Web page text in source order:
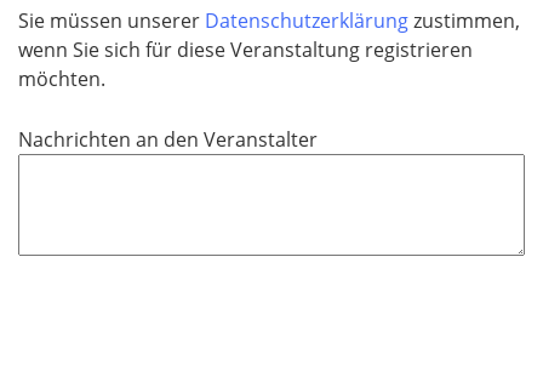
e
l
d
Sie müssen unserer Datenschutzerklärungzustimmen,
wenn Sie sich für diese Veranstaltung registrieren
möchten.
Nachrichten an den Veranstalter